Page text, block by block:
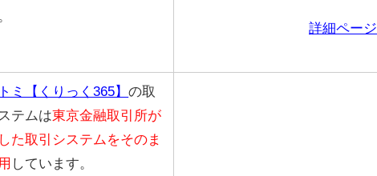
詳細ページ
ミ【くりっく365】の取
テムは東京金融取引所が
た取引システムをそのま
しています。